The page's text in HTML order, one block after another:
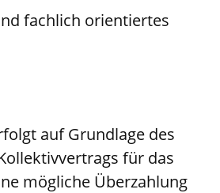
fachlich orientiertes
auf Grundlage des
für das
mögliche Überzahlung